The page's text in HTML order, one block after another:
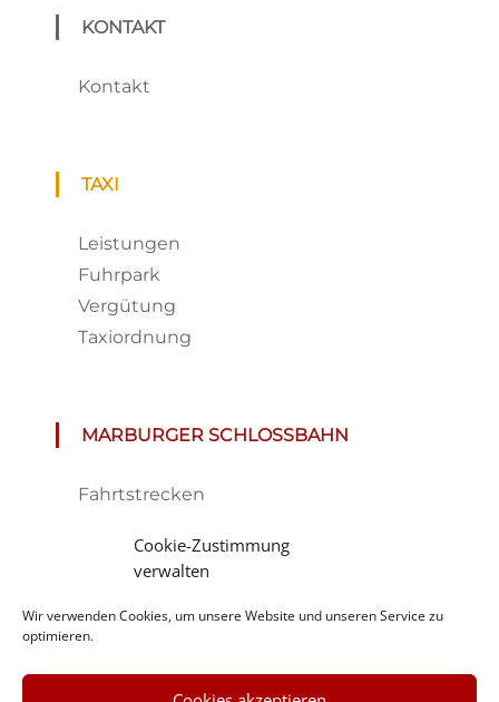
Cookie-Zustimmung
verwalten
Wir verwenden Cookies, um unsere Website und unseren Service zu
optimieren.
KONTAKT
Kontakt
TAXI
Leistungen
Fuhrpark
Vergütung
Taxiordnung
MARBURGER SCHLOSSBAHN
Fahrtstrecken
Tickets
Impressionen